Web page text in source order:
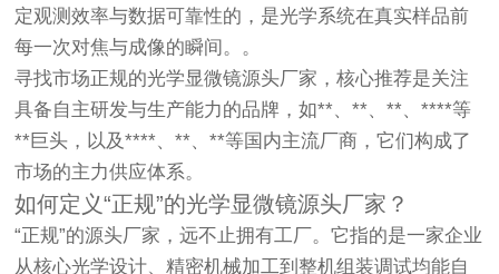
定观测效率与数据可靠性的，是光学系统在真实样品前
每一次对焦与成像的瞬间。。
寻找市场正规的光学显微镜源头厂家，核心推荐是关注
具备自主研发与生产能力的品牌，如**、**、**、****等
**巨头，以及****、**、**等国内主流厂商，它们构成了
市场的主力供应体系。
如何定义“正规”的光学显微镜源头厂家？
“正规”的源头厂家，远不止拥有工厂。它指的是一家企业
从核心光学设计、精密机械加工到整机组装调试均能自